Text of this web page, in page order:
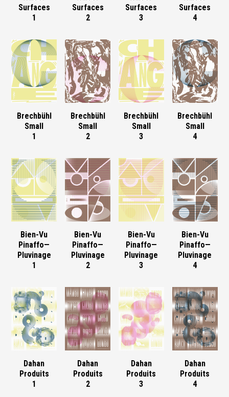
Surfaces
1
Surfaces
2
Surfaces
3
Surfaces
4
Brechbühl
Small
1
Brechbühl
Small
2
Brechbühl
Small
3
Brechbühl
Small
4
Bien-Vu
Pinaffo—
Pluvinage
1
Bien-Vu
Pinaffo—
Pluvinage
2
Bien-Vu
Pinaffo—
Pluvinage
3
Bien-Vu
Pinaffo—
Pluvinage
4
Dahan
Produits
1
Dahan
Produits
2
Dahan
Produits
3
Dahan
Produits
4